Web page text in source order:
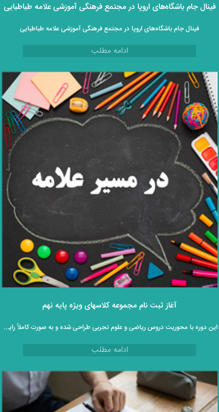
فینال جام باشگاه‌های اروپا در مجتمع فرهنگی آموزشی علامه طباطبایی
فینال جام باشگاه‌های اروپا در مجتمع فرهنگی آموزشی علامه طباطبایی
ادامه مطلب
آغاز ثبت‌ نام مجموعه کلاسهای ویژه پایه نهم
این دوره با محوریت دروس ریاضی و علوم تجربی طراحی شده و به‌ صورت کاملاً رایگان و غیرحضوری در اختیار دانش‌ آموزان قرار می‌گیرد.
ادامه مطلب